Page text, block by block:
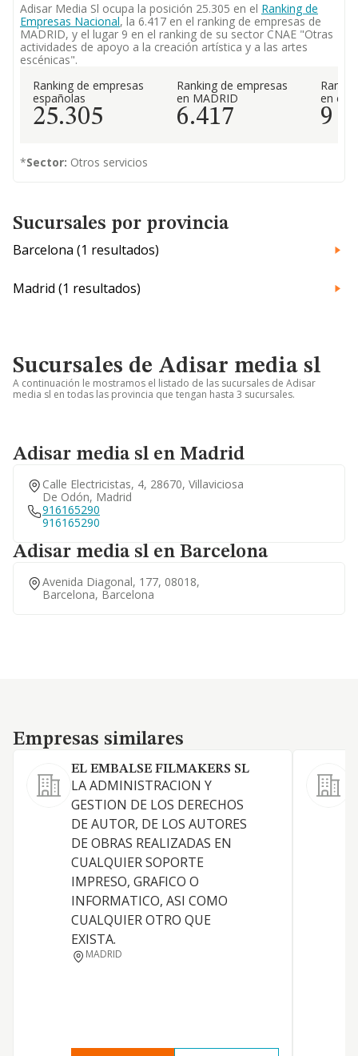
Adisar Media Sl ocupa la posición 25.305 en el Ranking de
Empresas Nacional, la 6.417 en el ranking de empresas de
MADRID, y el lugar 9 en el ranking de su sector CNAE "Otras
actividades de apoyo a la creación artística y a las artes
escénicas".
Ranking de empresas
españolas
25.305
Ranking de empresas
en MADRID
6.417
en el
9
*Sector: Otros servicios
Sucursales por provincia
Barcelona (1 resultados)
Madrid (1 resultados)
Sucursales de Adisar media sl
A continuación le mostramos el listado de las sucursales de Adisar
media sl en todas las provincia que tengan hasta 3 sucursales.
Adisar media sl en Madrid
Calle Electricistas, 4, 28670, Villaviciosa
De Odón, Madrid
916165290
916165290
Adisar media sl en Barcelona
Avenida Diagonal, 177, 08018,
Barcelona, Barcelona
Empresas similares
Empresas similares
EL EMBALSE FILMAKERS SL
LA ADMINISTRACION Y
GESTION DE LOS DERECHOS
DE AUTOR, DE LOS AUTORES
DE OBRAS REALIZADAS EN
CUALQUIER SOPORTE
IMPRESO, GRAFICO O
INFORMATICO, ASI COMO
CUALQUIER OTRO QUE
EXISTA.
MADRID